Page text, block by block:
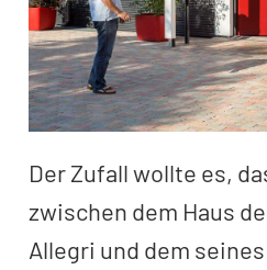
Der Zufall wollte es,
zwischen dem Haus
Allegri und dem